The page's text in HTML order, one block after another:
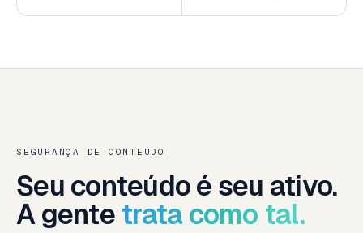
SEGURANÇA DE CONTEÚDO
Seu conteúdo é seu ativo.
A gente trata como tal.